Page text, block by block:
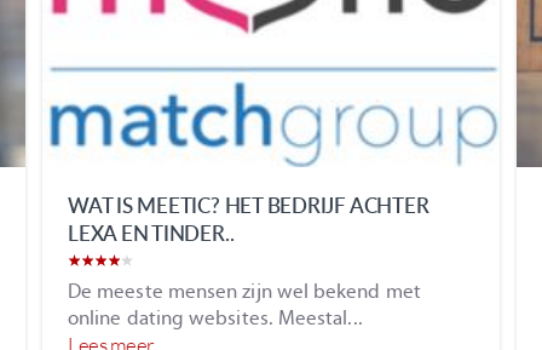
WAT IS HOUDEN VAN?
Liefde. Op een bepaalde manier is dat het
ultieme waar we...
Lees meer...